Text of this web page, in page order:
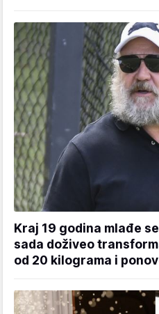
Kraj 19 godina mlađe
sada doživeo
od 20 kilograma i